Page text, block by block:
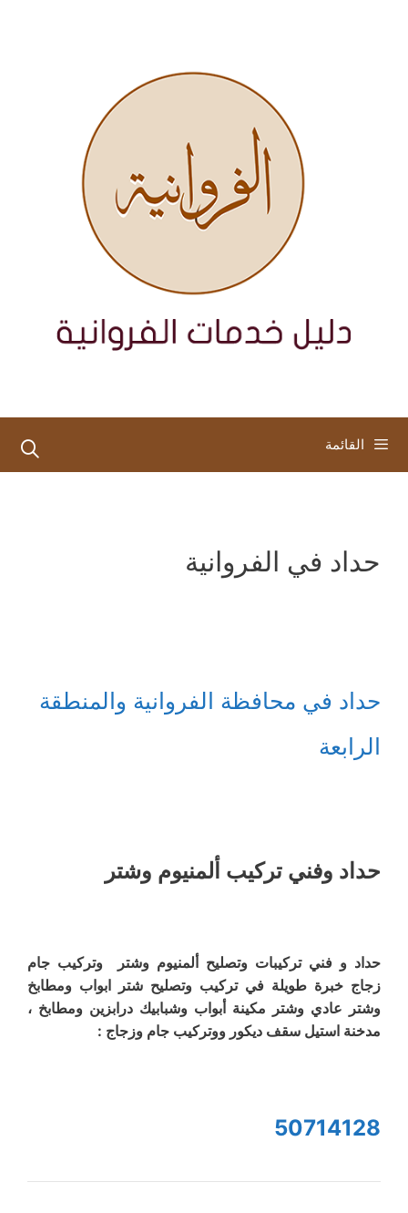
القائمة
حداد في الفروانية
حداد في محافظة الفروانية والمنطقة
الرابعة
حداد وفني تركيب ألمنيوم وشتر
حداد و فني تركيبات وتصليح ألمنيوم وشتر وتركيب جام
زجاج خبرة طويلة في تركيب وتصليح شتر ابواب ومطابخ
وشتر عادي وشتر مكينة أبواب وشبابيك درابزين ومطابخ ،
مدخنة استيل سقف ديكور ووتركيب جام وزجاج :
50714128